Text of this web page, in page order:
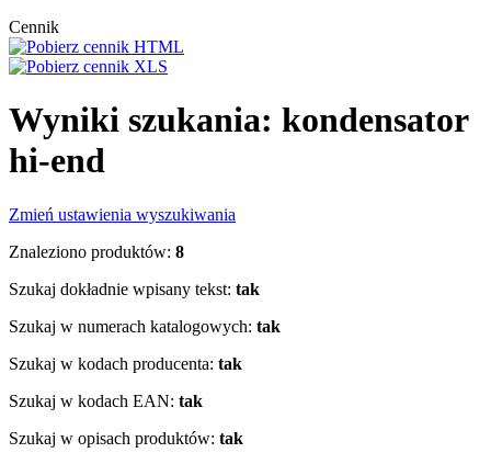
Cennik
Wyniki szukania: kondensator
hi-end
Zmień ustawienia wyszukiwania
Znaleziono produktów: 8
Szukaj dokładnie wpisany tekst: tak
Szukaj w numerach katalogowych: tak
Szukaj w kodach producenta: tak
Szukaj w kodach EAN: tak
Szukaj w opisach produktów: tak